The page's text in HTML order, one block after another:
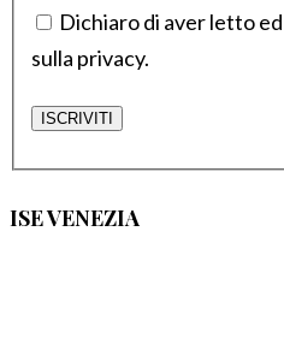
Dichiaro di aver letto
sulla privacy.
ISE VENEZIA